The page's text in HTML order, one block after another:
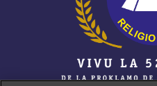
Esperantigita de Joseo
Revizio de Maria Aparecida